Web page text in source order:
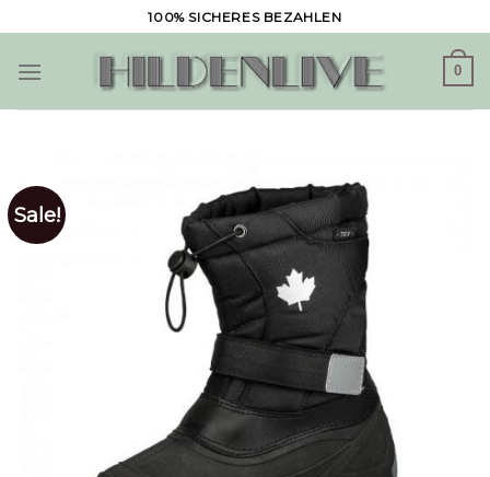
to
content
100% SICHERES BEZAHLEN
0
Sale!